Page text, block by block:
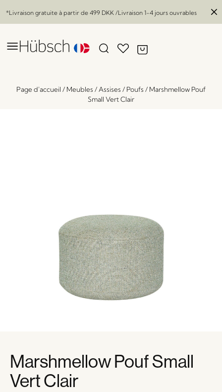
*Livraison gratuite à partir de 499 DKK /Livraison 1-4 jours ouvrables
Page d'accueil / Meubles / Assises / Poufs / Marshmellow Pouf
Small Vert Clair
Marshmellow Pouf Small
Vert Clair